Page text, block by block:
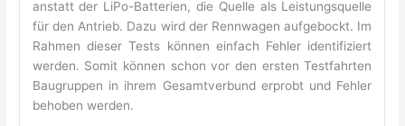
anstatt der LiPo-Batterien, die Quelle als Leistungsquelle
für den Antrieb. Dazu wird der Rennwagen aufgebockt. Im
Rahmen dieser Tests können einfach Fehler identifiziert
werden. Somit können schon vor den ersten Testfahrten
Baugruppen in ihrem Gesamtverbund erprobt und Fehler
behoben werden.